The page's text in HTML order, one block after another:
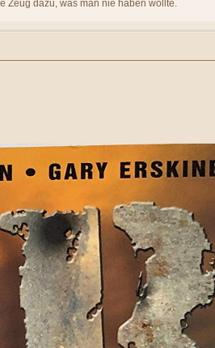
Zeug dazu, was man nie haben wollte.